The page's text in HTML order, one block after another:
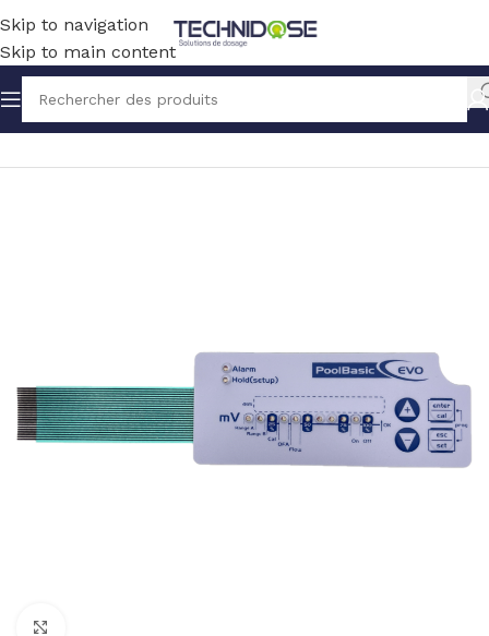
Skip to navigation
Skip to main content
Accueil PISCINE PIECES DETACHEES PISCINE